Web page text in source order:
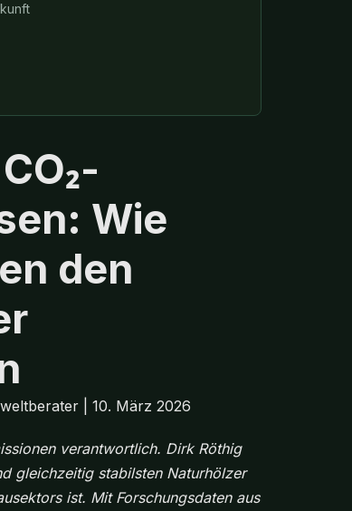
Wie
den
| 10. März 2026
verantwortlich. Dirk Röthig
gleichzeitig stabilsten Naturhölzer
ist. Mit Forschungsdaten aus